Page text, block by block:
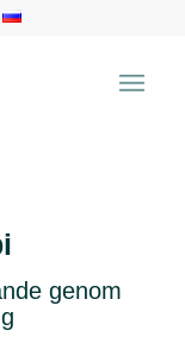
genom